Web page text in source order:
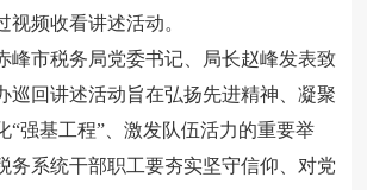
视频收看讲述活动。
市税务局党委书记、局长赵峰发表致
巡回讲述活动旨在弘扬先进精神、凝聚
“强基工程”、激发队伍活力的重要举
务系统干部职工要夯实坚守信仰、对党